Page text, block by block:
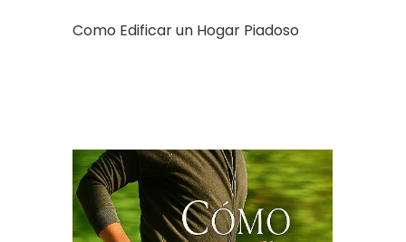
Como Edificar un Hogar Piadoso